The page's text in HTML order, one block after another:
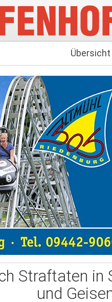
Übersicht
Straftaten in
und